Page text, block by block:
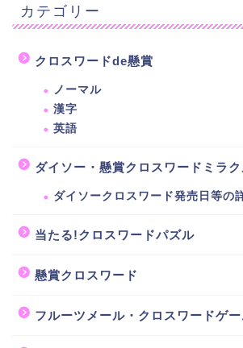
カテゴリー
クロスワードde懸賞
ノーマル
漢字
英語
ダイソー・懸賞クロスワードミラ
ダイソークロスワード発売日等の
当たる!クロスワードパズル
懸賞クロスワード
フルーツメール・クロスワードゲー